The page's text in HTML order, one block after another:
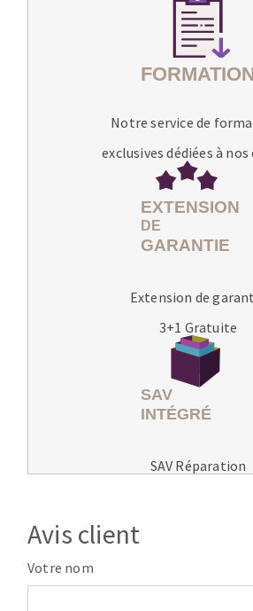
Notre service de
exclusives dédiées à
Extension de
3+1 Gratuite
SAV Réparation
Avis client
Votre nom